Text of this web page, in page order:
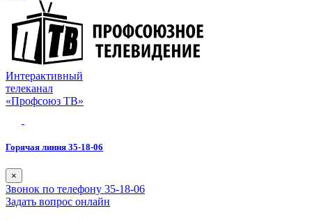
Интерактивный
телеканал
«Профсоюз ТВ»
Горячая линия 35-18-06
×
Звонок по телефону 35-18-06
Задать вопрос онлайн